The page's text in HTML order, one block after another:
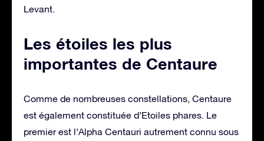
Levant.
Les étoiles les plus
importantes de Centaure
Comme de nombreuses constellations, Centaure
est également constituée d’Etoiles phares. Le
premier est l’Alpha Centauri autrement connu sous